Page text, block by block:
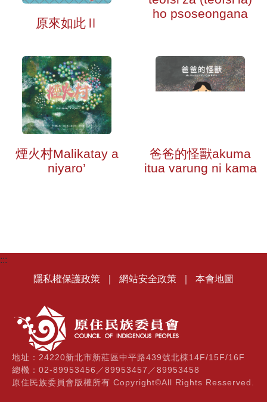
原來如此Ⅱ
ho psoseongana
煙火村Malikatay a
niyaro’
爸爸的怪獸akuma
itua varung ni kama
:::
隱私權保護政策
網站安全政策 本會地圖
地址：24220新北市新莊區中平路439號北棟14F/15F/16F
總機：02-89953456／89953457／89953458
原住民族委員會版權所有 Copyright©All Rights Resserved.